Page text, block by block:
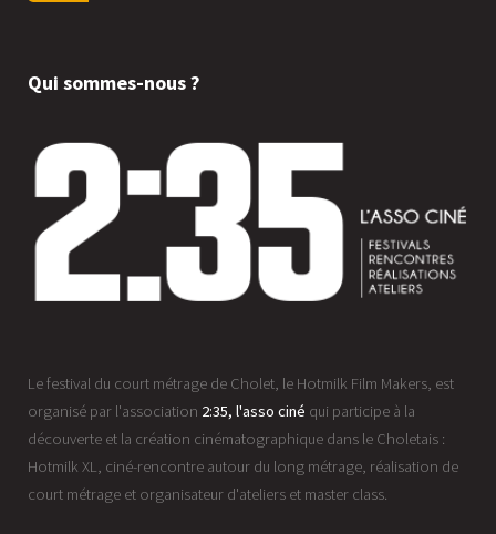
Qui sommes-nous ?
Le festival du court métrage de Cholet, le Hotmilk Film Makers, est
organisé par l'association 2:35, l'asso ciné qui participe à la
découverte et la création cinématographique dans le Choletais :
Hotmilk XL, ciné-rencontre autour du long métrage, réalisation de
court métrage et organisateur d'ateliers et master class.